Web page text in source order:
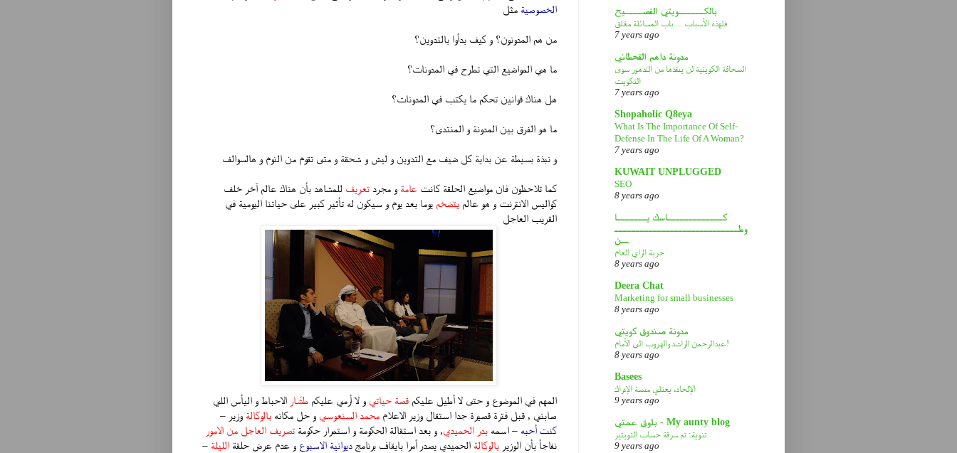
الخصوصية مثل
من هم المدونون؟ و كيف بدأوا بالتدوين؟
ما هي المواضيع التي تطرح في المدونات؟
هل هناك قوانين تحكم ما يكتب في المدونات؟
ما هو الفرق بين المدونة و المنتدى؟
و نبذة بسيطة عن بداية كل ضيف مع التدوين و ليش و شحقة و متى تقوم من النوم و هالسوالف
كما تلاحظون فان مواضيع الحلقة كانت عامة و مجرد تعريف للمشاهد بأن هناك عالم آخر خلف
كواليس الانترنت و هو عالم يتضخم يوما بعد يوم و سيكون له تأثير كبير على حياتنا اليومية في
القريب العاجل
المهم في الموضوع و حتى لا أطيل عليكم قصة حياتي و لا أرمي عليكم طشّار الاحباط و اليأس اللي
صابني , قبل فترة قصيرة جدا استقال وزير الاعلام محمد السنعوسي و حل مكانه بالوكالة وزير –
كنت أحبه – اسمه بدر الحميدي, و بعد استقالة الحكومة و استمرار حكومة تصريف العاجل من الامور
نفاجأ بأن الوزير بالوكالة الحميدي يصدر أمرا بايقاف برنامجديوانية الاسبوع و عدم عرض حلقة الليلة –
بالكــــــويتي الفصــــيح
فلهذه الأسباب ... باب المسائلة مغلق
7 years ago
مدونة داهم القحطاني
الصحافة الكويتية لن ينقذها من التدهور سوى
التكويت
7 years ago
Shopaholic Q8eya
What Is The Importance Of Self-
Defense In The Life Of A Woman?
7 years ago
KUWAIT UNPLUGGED
SEO
8 years ago
كـــــــــــــاسك يـــــــا
وطـــــــــــــــــــــــــــــ
ــن
حرية الراي العام
8 years ago
Deera Chat
Marketing for small businesses
8 years ago
مدونة صندوق كويتي
عبدالرحمن الراشد والهروب الى الأمام!
8 years ago
Basees
الإلحاد، يعتلي منصة الإدراك
9 years ago
بلوق عمتي - My aunty blog
تنوية: تم سرقة حساب التويتير
9 years ago